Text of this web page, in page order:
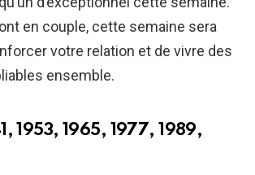
en couple, cette semaine sera
votre relation et de vivre des
ensemble.
1953, 1965, 1977, 1989,